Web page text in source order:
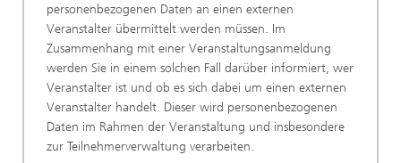
personenbezogenen Daten an einen externen
Veranstalter übermittelt werden müssen. Im
Zusammenhang mit einer Veranstaltungsanmeldung
werden Sie in einem solchen Fall darüber informiert, wer
Veranstalter ist und ob es sich dabei um einen externen
Veranstalter handelt. Dieser wird personenbezogenen
Daten im Rahmen der Veranstaltung und insbesondere
zur Teilnehmerverwaltung verarbeiten.